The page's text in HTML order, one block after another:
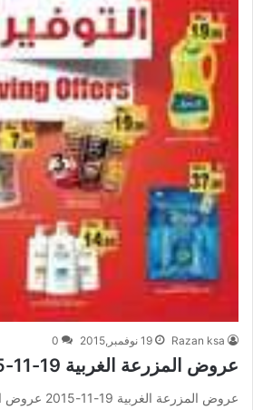
Razan ksa 19 نوفمبر,2015 0
عروض المزرعة الغربية 19-11-2015